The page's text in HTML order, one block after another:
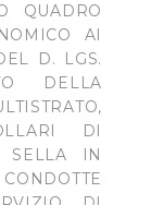
QUADRO
AI
D. LGS.
DELLA
DI
SELLA IN